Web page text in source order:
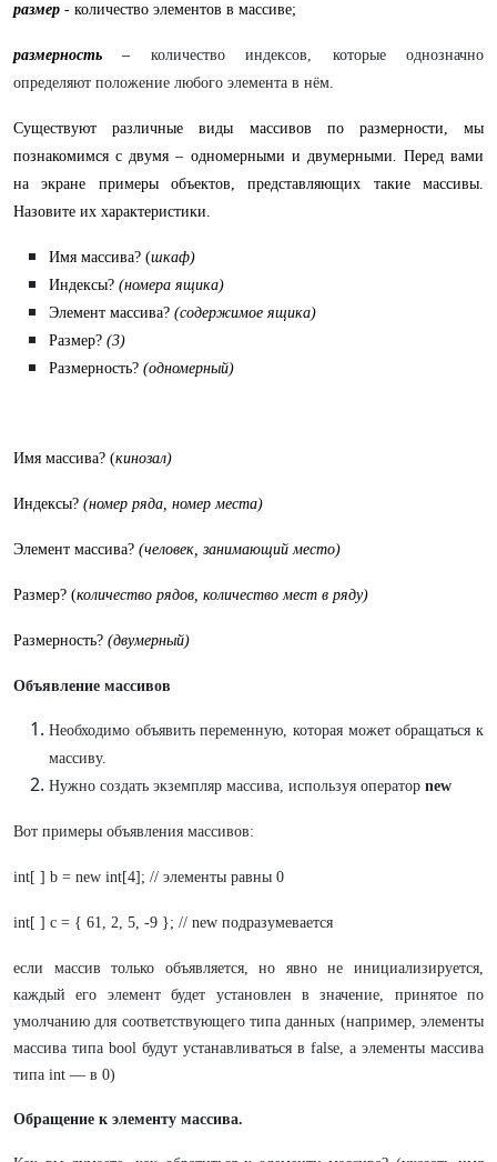
размер - количество элементов в массиве;
размерность – количество индексов, которые однозначно
определяют положение любого элемента в нём.
Существуют различные виды массивов по размерности, мы
познакомимся с двумя – одномерными и двумерными. Перед вами
на экране примеры объектов, представляющих такие массивы.
Назовите их характеристики.
Имя массива? (шкаф)
Индексы? (номера ящика)
Элемент массива? (содержимое ящика)
Размер? (3)
Размерность? (одномерный)
Имя массива? (кинозал)
Индексы? (номер ряда, номер места)
Элемент массива? (человек, занимающий место)
Размер? (количество рядов, количество мест в ряду)
Размерность? (двумерный)
Объявление массивов
Необходимо объявить переменную, которая может обращаться к
массиву.
Нужно создать экземпляр массива, используя оператор new
Вот примеры объявления массивов:
int[ ] b = new int[4]; // элементы равны 0
int[ ] c = { 61, 2, 5, -9 }; // new подразумевается
если массив только объявляется, но явно не инициализируется,
каждый его элемент будет установлен в значение, принятое по
умолчанию для соответствующего типа данных (например, элементы
массива типа bool будут устанавливаться в false, а элементы массива
типа int — в 0)
Обращение к элементу массива.